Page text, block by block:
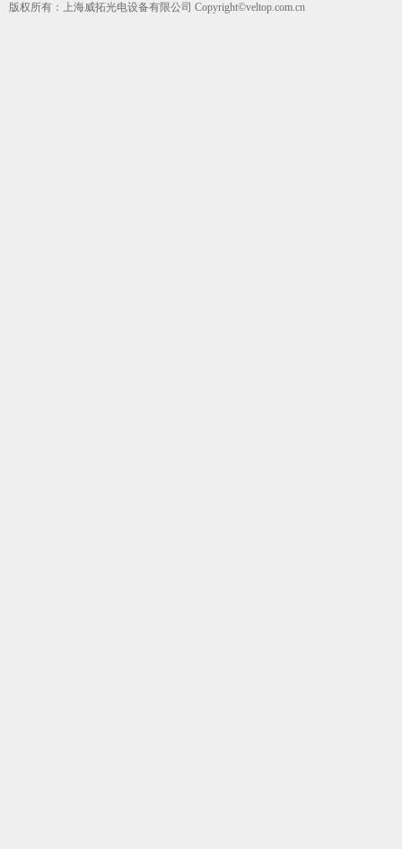
版权所有：上海威拓光电设备有限公司 Copyright©veltop.com.cn